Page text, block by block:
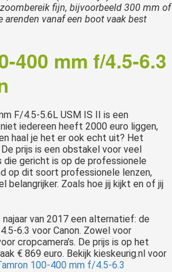
fijn, bijvoorbeeld 300 mm of
arenden vanaf een boot vaak best
400 mm f/4.5-6.3
F/4.5-5.6L USM IS II is een
iedereen heeft 2000 euro liggen,
haal je het er ook echt uit? Het
prijs is een obstakel voor veel
die gericht is op de professionele
op dit soort professionele lenzen,
belangrijker. Zoals hoe jij kijkt en of jij
van 2017 een alternatief: de
6.3 voor Canon. Zowel voor
cropcamera’s. De prijs is op het
€ 869 euro. Bekijk kieskeurig.nl voor
100-400 mm f/4.5-6.3